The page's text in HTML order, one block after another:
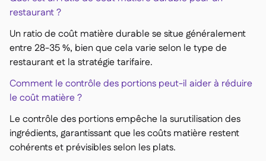
restaurant ?
Un ratio de coût matière durable se situe généralement
entre 28-35 %, bien que cela varie selon le type de
restaurant et la stratégie tarifaire.
Comment le contrôle des portions peut-il aider à réduire
le coût matière ?
Le contrôle des portions empêche la surutilisation des
ingrédients, garantissant que les coûts matière restent
cohérents et prévisibles selon les plats.